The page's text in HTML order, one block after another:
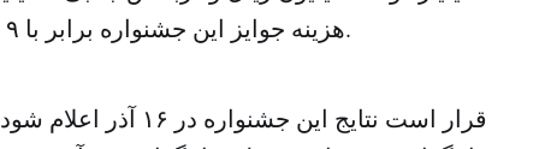
هزینه جوایز این جشنواره برابر با ۹ میلیارد و ۳۳۴ میلیون ریال خواهد شد.
قرار است نتایج این